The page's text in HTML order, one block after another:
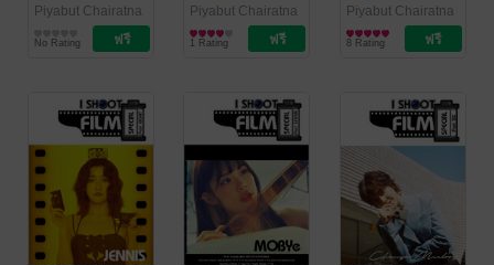
Special Part
Piyabut Chairatna
/ I SHOOT FILM
MAGAZINE
นิตยสารศิลปะ/
ภาพถ่าย/การ
No Rating
Anniversary
Piyabut Chairatna
/ I SHOOT FILM
MAGAZINE
ศิลปะและภาพถ่าย
1 Rating
Nine
Piyabut Chairatna
/ I SHOOT FILM
MAGAZINE
ศิลปะและภาพถ่าย
8 Rating